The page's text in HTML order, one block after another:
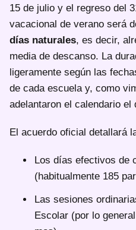
15 de julio y el regreso del
vacacional de verano será
días naturales, es decir,
media de descanso. La
ligeramente según las
de cada escuela y, como
adelantaron el calendario
El acuerdo oficial detallará
Los días efectivos de
(habitualmente 185
Las sesiones
Escolar (por lo